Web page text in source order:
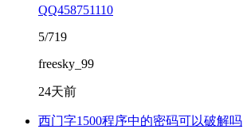
QQ458751110
5/719
freesky_99
24天前
西门字1500程序中的密码可以破解吗